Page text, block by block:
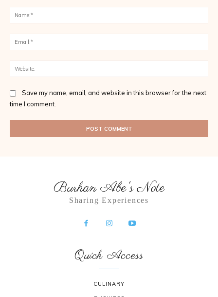
Save my name, email, and website in this browser for the next
time I comment.
Burhan Abe's Note
Sharing Experiences
Quick Access
CULINARY